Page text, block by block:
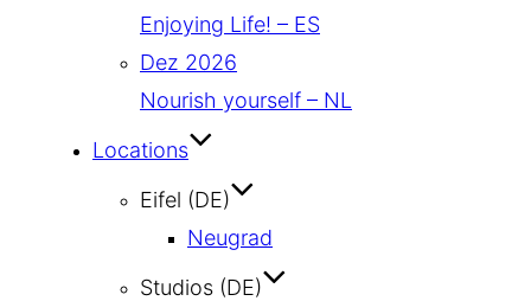
Enjoying Life! – ES
Dez 2026
Nourish yourself – NL
Locations
Eifel (DE)
Neugrad
Studios (DE)